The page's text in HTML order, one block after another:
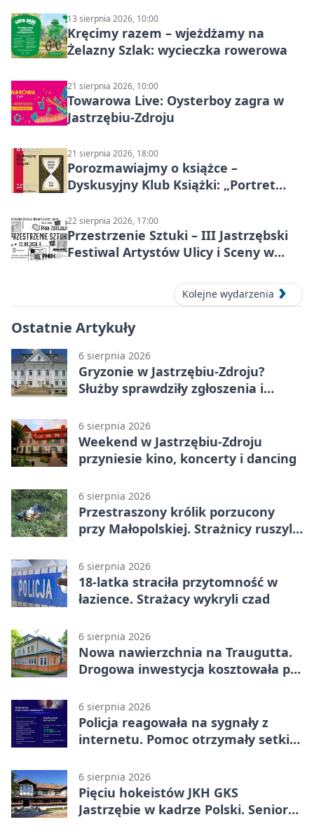
13 sierpnia 2026, 10:00
Kręcimy razem – wjeżdżamy na
Żelazny Szlak: wycieczka rowerowa
21 sierpnia 2026, 10:00
Towarowa Live: Oysterboy zagra w
Jastrzębiu-Zdroju
21 sierpnia 2026, 18:00
Porozmawiajmy o książce –
Dyskusyjny Klub Książki: „Portret
22 sierpnia 2026, 17:00
Przestrzenie Sztuki – III Jastrzębski
Festiwal Artystów Ulicy i Sceny w
Kolejne wydarzenia
Ostatnie Artykuły
6 sierpnia 2026
Gryzonie w Jastrzębiu-Zdroju?
Służby sprawdziły zgłoszenia i
6 sierpnia 2026
Weekend w Jastrzębiu-Zdroju
przyniesie kino, koncerty i dancing
6 sierpnia 2026
Przestraszony królik porzucony
przy Małopolskiej. Strażnicy ruszyli
6 sierpnia 2026
18-latka straciła przytomność w
łazience. Strażacy wykryli czad
6 sierpnia 2026
Nowa nawierzchnia na Traugutta.
Drogowa inwestycja kosztowała pół
6 sierpnia 2026
Policja reagowała na sygnały z
internetu. Pomoc otrzymały setki
6 sierpnia 2026
Pięciu hokeistów JKH GKS
Jastrzębie w kadrze Polski. Seniorzy